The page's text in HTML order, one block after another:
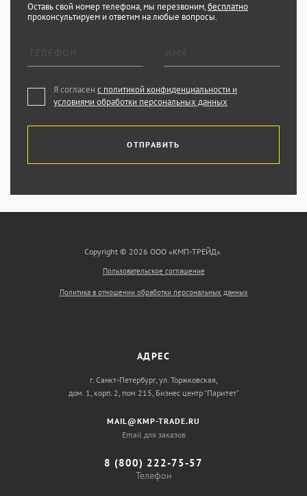
Оставь свой номер телефона, мы перезвоним,бесплатно
проконсультируем и ответим на любые вопросы.
Я согласен с политикой конфиденциальности и
условиями обработки персональных данных
ОТПРАВИТЬ
Copyright © 2026 ООО «КМП-ТРЕЙД».
Пользовательское соглашение
Политика в отношении обработки персональных данных
АДРЕС
г. Санкт-Петербург, ул. Торжковская,
дом. 1, корп. 2, пом 215, Бизнес центр “Паритет”
MAIL@KMP-TRADE.RU
Email для заказов
8 (800) 222-75-57
Телефон